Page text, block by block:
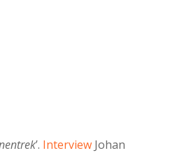
’. Interview Johan